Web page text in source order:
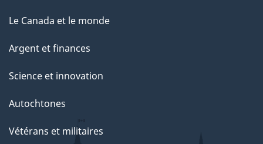
Le Canada et le monde
Argent et finances
Science et innovation
Autochtones
Vétérans et militaires